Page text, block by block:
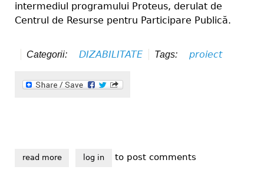
intermediul programului Proteus, derulat de
Centrul de Resurse pentru Participare Publică.
Categorii: DIZABILITATE Tags: proiect
read moreabout viața cu handicap
log in to post comments